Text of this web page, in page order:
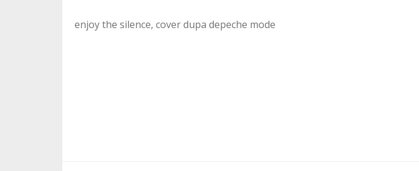
enjoy the silence, cover dupa depeche mode